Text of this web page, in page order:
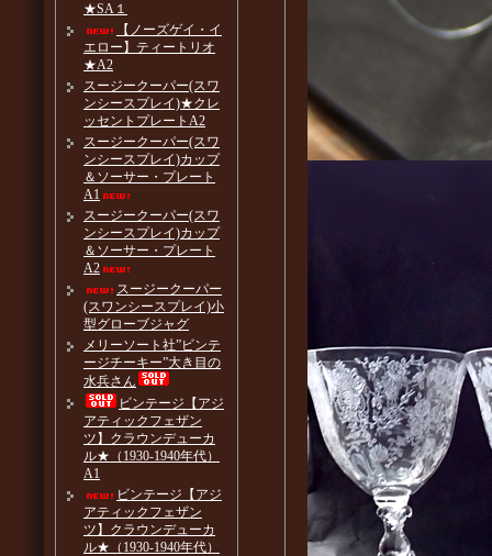
★SA１
【ノーズゲイ・イ
エロー】ティートリオ
★A2
スージークーパー(スワ
ンシースプレイ)★クレ
ッセントプレートA2
スージークーパー(スワ
ンシースプレイ)カップ
＆ソーサー・プレート
A1
スージークーパー(スワ
ンシースプレイ)カップ
＆ソーサー・プレート
A2
スージークーパー
(スワンシースプレイ)小
型グローブジャグ
メリーソート社”ビンテ
ージチーキー”大き目の
水兵さん
ビンテージ【アジ
アティックフェザン
ツ】クラウンデューカ
ル★（1930-1940年代）
A1
ビンテージ【アジ
アティックフェザン
ツ】クラウンデューカ
ル★（1930-1940年代）